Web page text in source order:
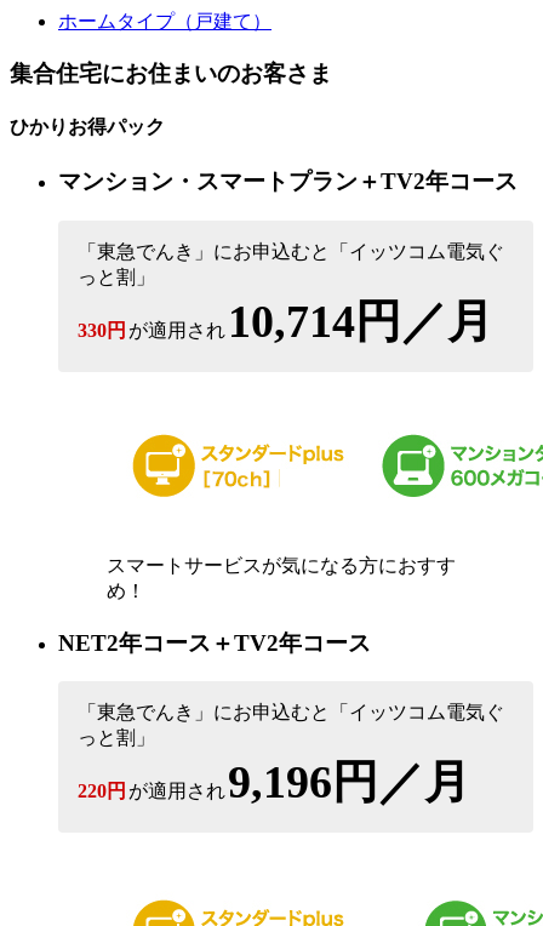
ホームタイプ（戸建て）
集合住宅にお住まいのお客さま
ひかりお得パック
マンション・スマートプラン＋TV2年コース
「東急でんき」にお申込むと「イッツコム電気ぐ
っと割」
330円 が適用され 10,714円／月
スマートサービスが気になる方におすす
め！
NET2年コース＋TV2年コース
「東急でんき」にお申込むと「イッツコム電気ぐ
っと割」
220円 が適用され9,196円／月